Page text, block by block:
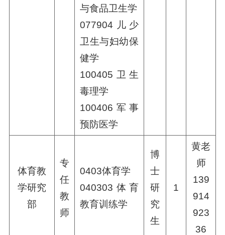
与食品卫生学
077904儿少
卫生与妇幼保
健学
100405卫生
毒理学
100406军事
预防医学
体育教
学研究
部
专
任
教
师
0403体育学
040303体育
教育训练学
博
士
研
究
生
1
黄老
师
139
914
923
36